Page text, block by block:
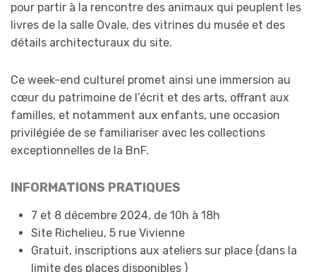
pour partir à la rencontre des animaux qui peuplent les
livres de la salle Ovale, des vitrines du musée et des
détails architecturaux du site.
Ce week-end culturel promet ainsi une immersion au
cœur du patrimoine de l’écrit et des arts, offrant aux
familles, et notamment aux enfants, une occasion
privilégiée de se familiariser avec les collections
exceptionnelles de la BnF.
INFORMATIONS PRATIQUES
7 et 8 décembre 2024, de 10h à 18h
Site Richelieu, 5 rue Vivienne
Gratuit, inscriptions aux ateliers sur place (dans la
limite des places disponibles )